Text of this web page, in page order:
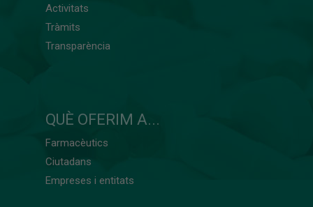
Activitats
Tràmits
Transparència
QUÈ OFERIM A...
Farmacèutics
Ciutadans
Empreses i entitats